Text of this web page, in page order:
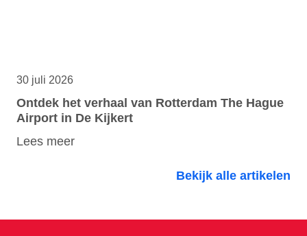
30 juli 2026
Ontdek het verhaal van Rotterdam The Hague
Airport in De Kijkert
Lees meer
Bekijk alle artikelen